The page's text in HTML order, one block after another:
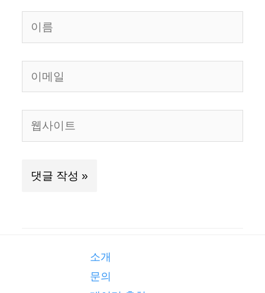
이
름
이
메
일
웹
사
트
소개
문의